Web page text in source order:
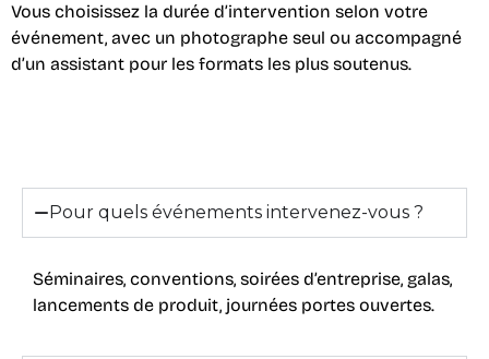
Vous choisissez la durée d’intervention selon votre
événement, avec un photographe seul ou accompagné
d’un assistant pour les formats les plus soutenus.
Pour quels événements intervenez-vous ?
Séminaires, conventions, soirées d’entreprise, galas,
lancements de produit, journées portes ouvertes.